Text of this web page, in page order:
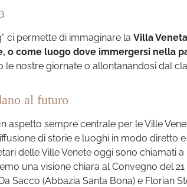
ci permette di immaginare la Villa
o come luogo dove immergersi nella
le nostre giornate o allontanandosi dal
al futuro
aspetto sempre centrale per le Ville
di storie e luoghi in modo diretto
delle Ville Venete oggi sono chiamati
una visione chiara al Convegno del
Sacco (Abbazia Santa Bona) e Florian